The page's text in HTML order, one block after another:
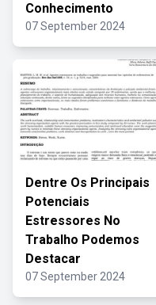
Conhecimento
07 September 2024
Dentre Os Principais
Potenciais
Estressores No
Trabalho Podemos
Destacar
07 September 2024